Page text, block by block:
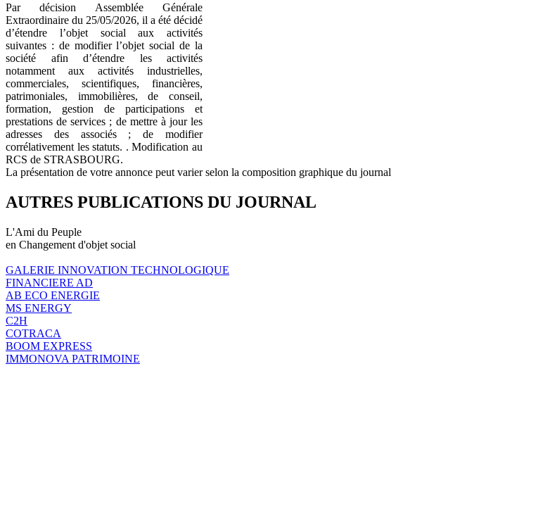
Par décision Assemblée Générale
Extraordinaire du 25/05/2026, il a été décidé
d’étendre l’objet social aux activités
suivantes : de modifier l’objet social de la
société afin d’étendre les activités
notamment aux activités industrielles,
commerciales, scientifiques, financières,
patrimoniales, immobilières, de conseil,
formation, gestion de participations et
prestations de services ; de mettre à jour les
adresses des associés ; de modifier
corrélativement les statuts. . Modification au
RCS de STRASBOURG.
La présentation de votre annonce peut varier selon la composition graphique du journal
AUTRES PUBLICATIONS DU JOURNAL
L'Ami du Peuple
en Changement d'objet social
GALERIE INNOVATION TECHNOLOGIQUE
FINANCIERE AD
AB ECO ENERGIE
MS ENERGY
C2H
COTRACA
BOOM EXPRESS
IMMONOVA PATRIMOINE